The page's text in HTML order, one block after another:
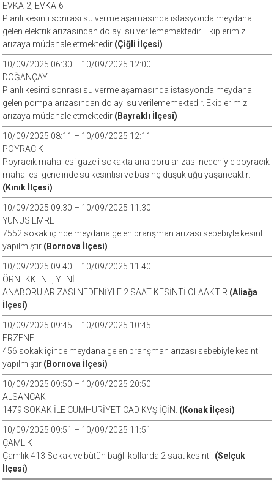
EVKA-2, EVKA-6
Planlı kesinti sonrası su verme aşamasında istasyonda meydana
gelen elektrik arızasından dolayı su verilememektedir. Ekiplerimiz
arızaya müdahale etmektedir (Çiğli İlçesi)
10/09/2025 06:30 – 10/09/2025 12:00
DOĞANÇAY
Planlı kesinti sonrası su verme aşamasında istasyonda meydana
gelen pompa arızasından dolayı su verilememektedir. Ekiplerimiz
arızaya müdahale etmektedir (Bayraklı İlçesi)
10/09/2025 08:11 – 10/09/2025 12:11
POYRACIK
Poyracık mahallesi gazeli sokakta ana boru arızası nedeniyle poyracık
mahallesi genelinde su kesintisi ve basınç düşüklüğü yaşancaktır.
(Kınık İlçesi)
10/09/2025 09:30 – 10/09/2025 11:30
YUNUS EMRE
7552 sokak içinde meydana gelen branşman arızası sebebiyle kesinti
yapılmıştır (Bornova İlçesi)
10/09/2025 09:40 – 10/09/2025 11:40
ÖRNEKKENT, YENİ
ANABORU ARIZASI NEDENİYLE 2 SAAT KESİNTİ OLAAKTIR (Aliağa
İlçesi)
10/09/2025 09:45 – 10/09/2025 10:45
ERZENE
456 sokak içinde meydana gelen branşman arızası sebebiyle kesinti
yapılmıştır (Bornova İlçesi)
10/09/2025 09:50 – 10/09/2025 20:50
ALSANCAK
1479 SOKAK İLE CUMHURİYET CAD KVŞ İÇİN. (Konak İlçesi)
10/09/2025 09:51 – 10/09/2025 11:51
ÇAMLIK
Çamlık 413 Sokak ve bütün bağlı kollarda 2 saat kesinti. (Selçuk
İlçesi)